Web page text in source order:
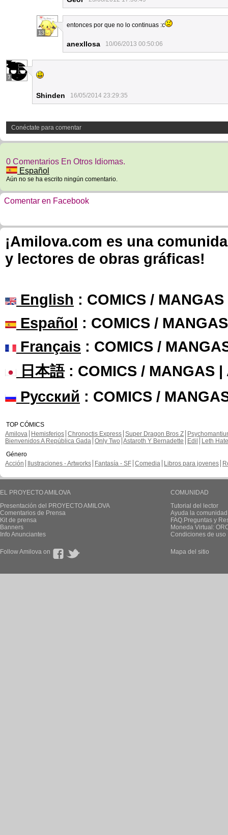
13
entonces por que no lo continuas :c
anexllosa 10/06/2013 00:50:06
7
Shinden 16/05/2014 23:29:35
Conéctate para comentar
0 Comentarios En Otros Idiomas.
Español
Aún no se ha escrito ningún comentario.
Comentar en Facebook
¡Amilova.com es una
y lectores de obras gráficas!
English : COMICS /
Español : COMICS /
Français : COMICS /
日本語: COMICS / MANGAS |
Русский : COMICS /
TOP CÓMICS
Amilova
Hemisferios Chronoctis Express Super Dragon Bros Z
Bienvenidos A República Gada Only Two Astaroth Y Bernadette Edil
Leth Hate
Género
Acción
Ilustraciones - Artworks Fantasía - SF Comedia Libros para jovenes
EL PROYECTO AMILOVA
Presentación del PROYECTO AMILOVA
Comentarios de Prensa
Kit de prensa
Banners
Info Anunciantes
COMUNIDAD
Tutorial del lector
Ayuda la
FAQ.Preguntas y
Moneda Virtual:
Condiciones de uso
Follow Amilova on Mapa del sitio